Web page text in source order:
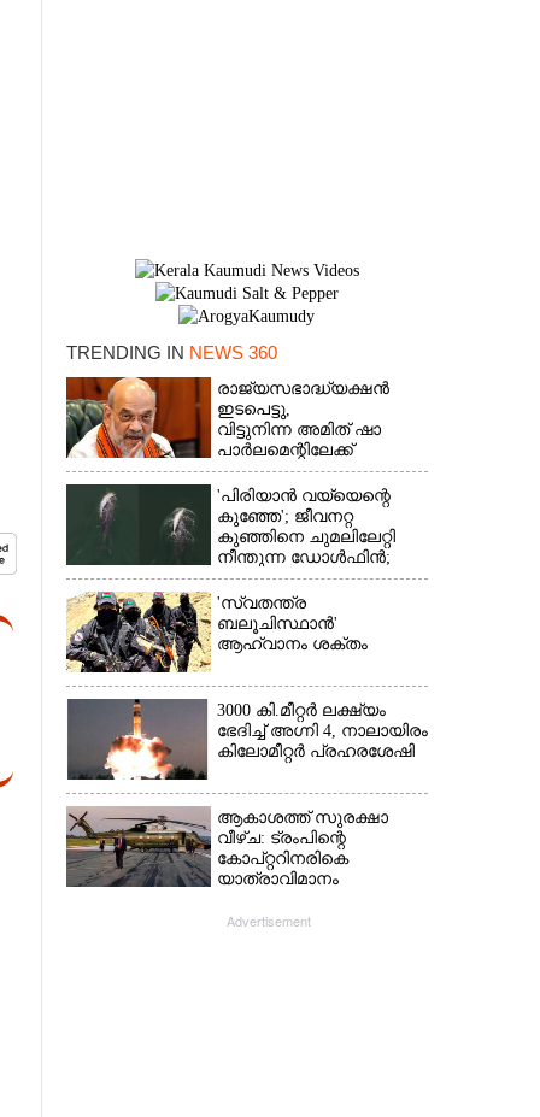
TRENDING IN NEWS 360
രാജ്യസഭാദ്ധ്യക്ഷൻ
ഇടപെട്ടു,
വിട്ടുനിന്ന അമിത് ഷാ
പാർലമെന്റിലേക്ക്
'പിരിയാൻ വയ്യെന്റെ
കുഞ്ഞേ'; ജീവനറ്റ
കുഞ്ഞിനെ ചുമലിലേറ്റി
നീന്തുന്ന ഡോൾഫിൻ;
കടലിലെ വൈകാരിക
നിമിഷങ്ങൾ
'സ്വതന്ത്ര
ബലൂചിസ്ഥാൻ'
ആഹ്വാനം ശക്തം
3000 കി.മീറ്റർ ലക്ഷ്യം
ഭേദിച്ച് അഗ്നി 4, നാലായിരം
കിലോമീറ്റർ പ്രഹരശേഷി
ആകാശത്ത് സുരക്ഷാ
വീഴ്‌ച: ട്രംപിന്റെ
കോ‌പ്‌റ്ററിനരികെ
യാത്രാവിമാനം
Advertisement
×